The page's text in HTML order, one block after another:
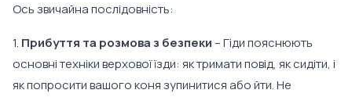
Ось звичайна послідовність:
1. Прибуття та розмова з безпеки – Гіди пояснюють
основні техніки верхової їзди: як тримати повід, як сидіти, і
як попросити вашого коня зупинитися або йти. Не